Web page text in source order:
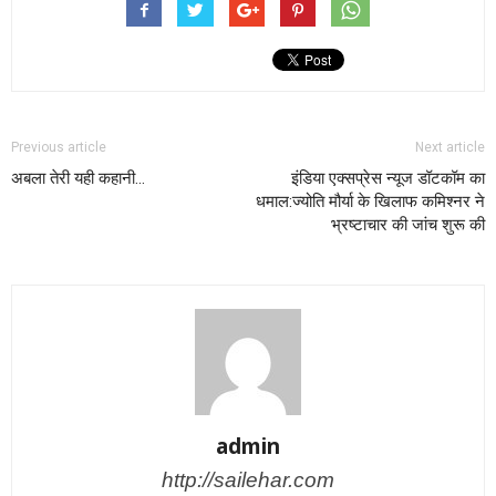
Previous article
अबला तेरी यही कहानी…
Next article
इंडिया एक्सप्रेस न्यूज डॉटकॉम का
धमाल:ज्योति मौर्या के खिलाफ कमिश्नर ने
भ्रष्टाचार की जांच शुरू की
admin
http://sailehar.com